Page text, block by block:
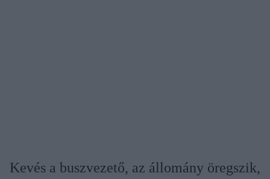
Kevés a buszvezető, az állomány öregszik,